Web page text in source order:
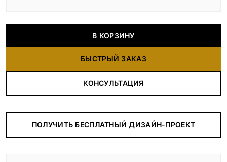
В КОРЗИНУ
БЫСТРЫЙ ЗАКАЗ
КОНСУЛЬТАЦИЯ
ПОЛУЧИТЬ БЕСПЛАТНЫЙ ДИЗАЙН-ПРОЕКТ